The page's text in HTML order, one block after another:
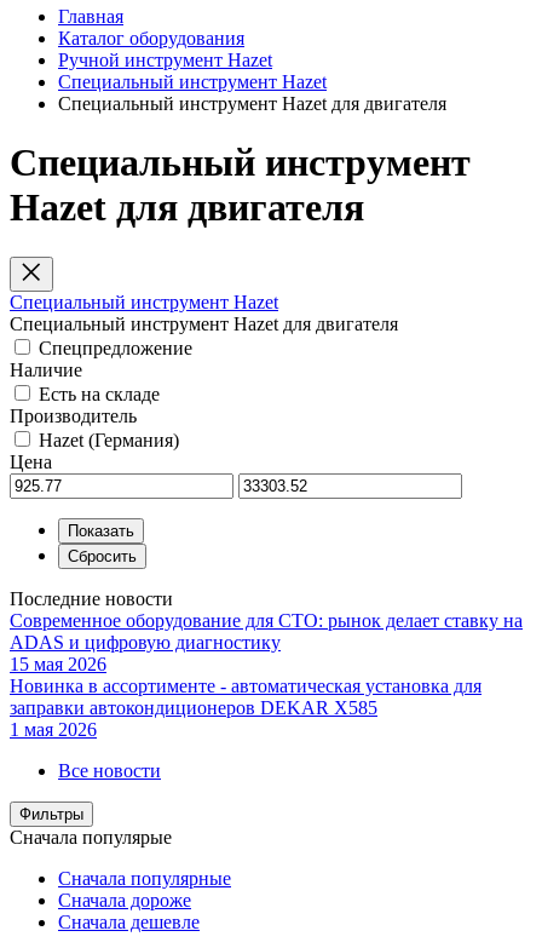
Главная
Каталог оборудования
Ручной инструмент Hazet
Специальный инструмент Hazet
Специальный инструмент Hazet для двигателя
Специальный инструмент
Hazet для двигателя
Специальный инструмент Hazet
Специальный инструмент Hazet для двигателя
Спецпредложение
Наличие
Есть на складе
Производитель
Hazet (Германия)
Цена
Последние новости
Современное оборудование для СТО: рынок делает ставку на
ADAS и цифровую диагностику
15 мая 2026
Новинка в ассортименте - автоматическая установка для
заправки автокондиционеров DEKAR X585
1 мая 2026
Все новости
Фильтры
Сначала популярые
Сначала популярные
Сначала дороже
Сначала дешевле